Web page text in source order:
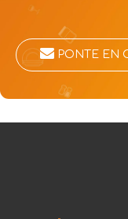
PONTE EN